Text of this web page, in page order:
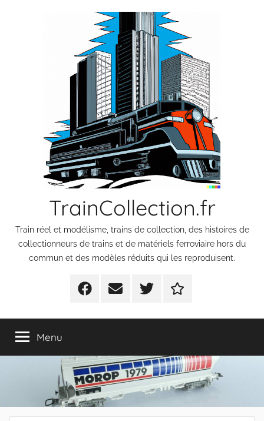
TrainCollection.fr
Train réel et modélisme, trains de collection, des histoires de
collectionneurs de trains et de matériels ferroviaire hors du
commun et des modèles réduits qui les reproduisent.
Facebook
E-
Twitter
Politique
cookies
Menu